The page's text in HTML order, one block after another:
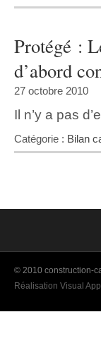
Protégé :
d’abord
27 octobre 2010
Il n’y a pas
Catégorie : Bilan
© 2010 construction-
Réalisation Visual